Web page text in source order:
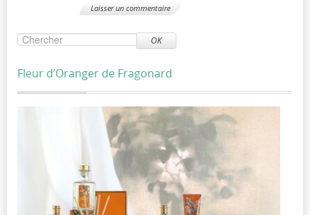
OK
Fleur d’Oranger de Fragonard